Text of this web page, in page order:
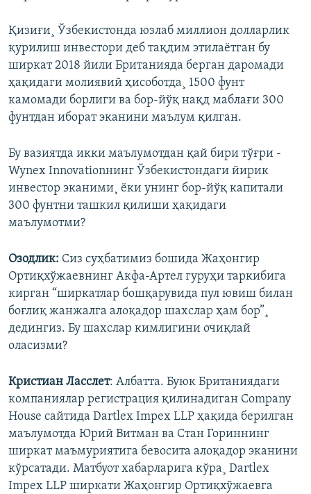
Қизиғи¸ Ўзбекистонда юзлаб миллион долларлик
қурилиш инвестори деб тақдим этилаëтган бу
ширкат 2018 йили Британияда берган даромади
ҳақидаги молиявий ҳисоботда¸ 1500 фунт
камомади борлиги ва бор-йўқ нақд маблағи 300
фунтдан иборат эканини маълум қилган.
Бу вазиятда икки маълумотдан қай бири тўғри -
Wynex Innovationнинг Ўзбекистондаги йирик
инвестор эканими¸ ëки унинг бор-йўқ капитали
300 фунтни ташкил қилиши ҳақидаги
маълумотми?
Озодлик: Сиз суҳбатимиз бошида Жаҳонгир
Ортиқхўжаевнинг Акфа-Артел гуруҳи таркибига
кирган “ширкатлар бошқарувида пул ювиш билан
боғлиқ жанжалга алоқадор шахслар ҳам бор”¸
дедингиз. Бу шахслар кимлигини очиқлай
оласизми?
Кристиан Ласслет: Албатта. Буюк Британиядаги
компаниялар регистрация қилинадиган Company
House сайтида Dartlex Impex LLP ҳақида берилган
маълумотда Юрий Витман ва Стан Гориннинг
ширкат маъмуриятига бевосита алоқадор эканини
кўрсатади. Матбуот хабарларига кўра¸ Dartlex
Impex LLP ширкати Жаҳонгир Ортиқхўжаевга